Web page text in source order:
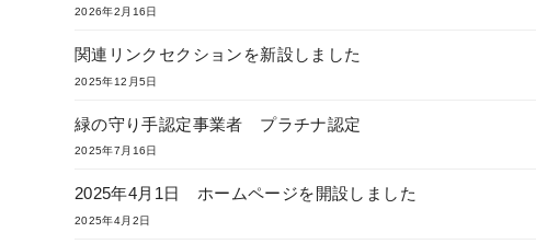
2026年2月16日
関連リンクセクションを新設しました
2025年12月5日
緑の守り手認定事業者 プラチナ認定
2025年7月16日
2025年4月1日 ホームページを開設しました
2025年4月2日